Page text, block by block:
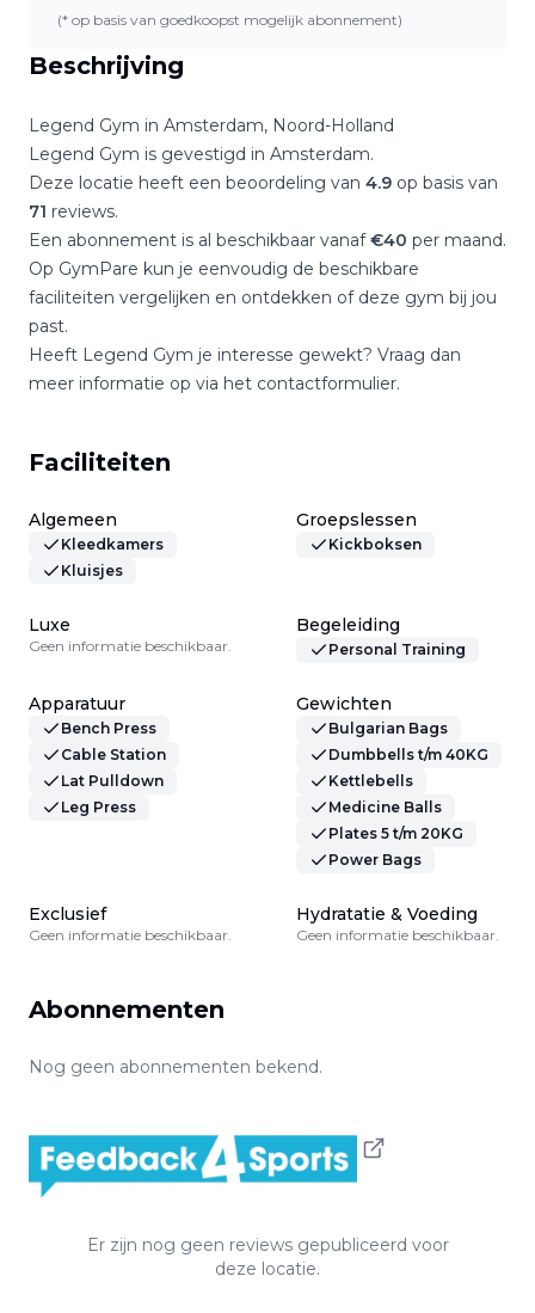
Beschrijving
Legend Gym in Amsterdam, Noord-Holland
Legend Gym is gevestigd in Amsterdam.
Deze locatie heeft een beoordeling van 4.9 op basis van
71 reviews.
Een abonnement is al beschikbaar vanaf€40 per maand.
Op GymPare kun je eenvoudig de beschikbare
faciliteiten vergelijken en ontdekken of deze gym bij jou
past.
Heeft Legend Gym je interesse gewekt? Vraag dan
meer informatie op via het contactformulier.
Faciliteiten
Algemeen
Kleedkamers
Kluisjes
Groepslessen
Kickboksen
Luxe
Geen informatie beschikbaar.
Begeleiding
Personal Training
Apparatuur
Bench Press
Cable Station
Lat Pulldown
Leg Press
Gewichten
Bulgarian Bags
Dumbbells t/m 40KG
Kettlebells
Medicine Balls
Plates 5 t/m 20KG
Power Bags
Exclusief
Geen informatie beschikbaar.
Hydratatie & Voeding
Geen informatie beschikbaar.
Abonnementen
Nog geen abonnementen bekend.
(* op basis van goedkoopst mogelijk abonnement)
Er zijn nog geen reviews gepubliceerd voor
deze locatie.